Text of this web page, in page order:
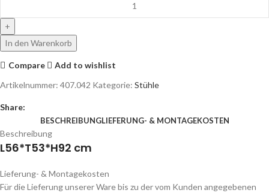
In den Warenkorb
Compare
Add to wishlist
Artikelnummer: 407.042 Kategorie: Stühle
Share:
BESCHREIBUNGLIEFERUNG- & MONTAGEKOSTEN
Beschreibung
L56*T53*H92 cm
Lieferung- & Montagekosten
Für die Lieferung unserer Ware bis zu der vom Kunden angegebenen